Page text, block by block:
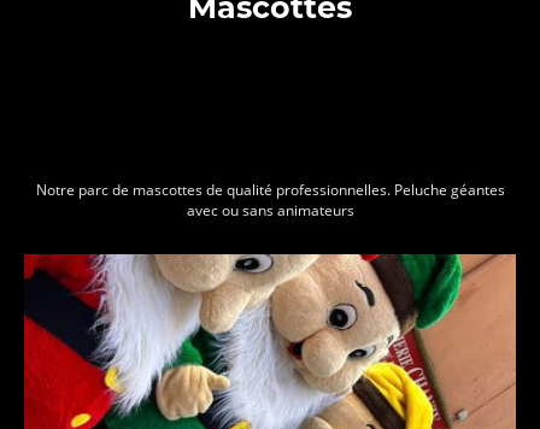
Notre parc de mascottes de qualité professionnelles. Peluche géantes
avec ou sans animateurs